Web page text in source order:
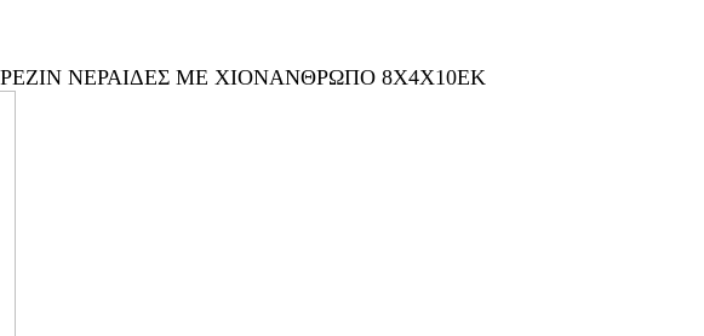
ΝΕΡΑΙΔΕΣ ΜΕ ΧΙΟΝΑΝΘΡΩΠΟ 8Χ4Χ10ΕΚ